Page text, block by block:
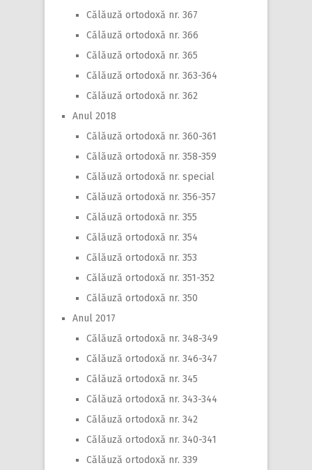
Călăuză ortodoxă nr. 367
Călăuză ortodoxă nr. 366
Călăuză ortodoxă nr. 365
Călăuză ortodoxă nr. 363-364
Călăuză ortodoxă nr. 362
Anul 2018
Călăuză ortodoxă nr. 360-361
Călăuză ortodoxă nr. 358-359
Călăuză ortodoxă nr. special
Călăuză ortodoxă nr. 356-357
Călăuză ortodoxă nr. 355
Călăuză ortodoxă nr. 354
Călăuză ortodoxă nr. 353
Călăuză ortodoxă nr. 351-352
Călăuză ortodoxă nr. 350
Anul 2017
Călăuză ortodoxă nr. 348-349
Călăuză ortodoxă nr. 346-347
Călăuză ortodoxă nr. 345
Călăuză ortodoxă nr. 343-344
Călăuză ortodoxă nr. 342
Călăuză ortodoxă nr. 340-341
Călăuză ortodoxă nr. 339